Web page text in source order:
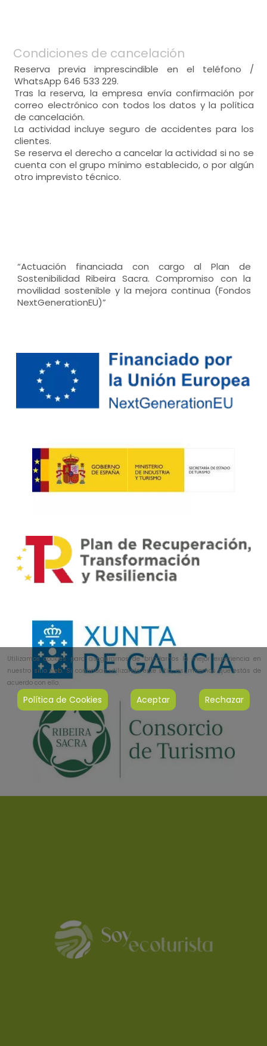
Condiciones de cancelación
Reserva previa imprescindible en el teléfono /
WhatsApp 646 533 229.
Tras la reserva, la empresa envía confirmación por
correo electrónico con todos los datos y la política
de cancelación.
La actividad incluye seguro de accidentes para los
clientes.
Se reserva el derecho a cancelar la actividad si no se
cuenta con el grupo mínimo establecido, o por algún
otro imprevisto técnico.
“Actuación financiada con cargo al Plan de
Sostenibilidad Ribeira Sacra. Compromiso con la
movilidad sostenible y la mejora continua (Fondos
NextGenerationEU)”
Utilizamos cookies para asegurarnos de brindarnos la mejor experiencia en
nuestro sitio web. Si continúas utilizando este sitio, asumiremos que estás de
acuerdo con ello.
Política de Cookies Aceptar Rechazar